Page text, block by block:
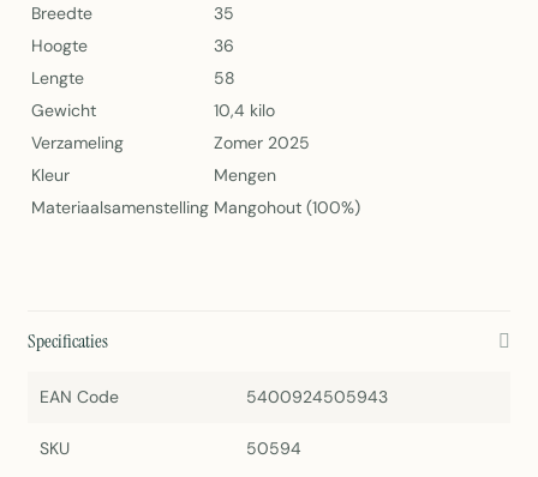
Breedte
35
Hoogte
36
Lengte
58
Gewicht
10,4 kilo
Verzameling
Zomer 2025
Kleur
Mengen
Materiaalsamenstelling Mangohout (100%)
Specificaties
EAN Code 5400924505943
SKU 50594